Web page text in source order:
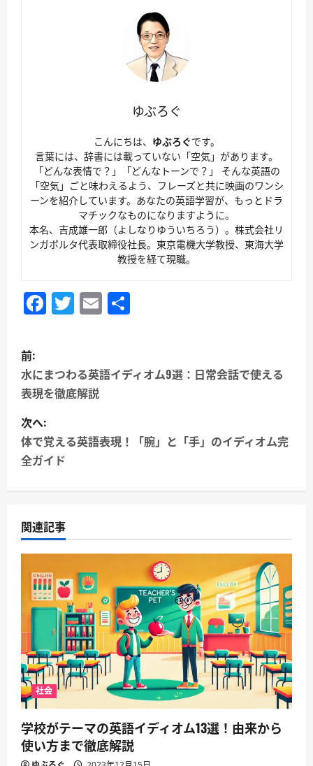
ゆぶろぐ
こんにちは、 ゆぶろぐです。
言葉には、辞書には載っていない「空気」があります。
「どんな表情で？」「どんなトーンで？」 そんな英語の
「空気」ごと味わえるよう、フレーズと共に映画のワンシ
ーンを紹介しています。あなたの英語学習が、もっとドラ
マチックなものになりますように。
本名、吉成雄一郎（よしなりゆういちろう）。株式会社リ
ンガポルタ代表取締役社長。東京電機大学教授、東海大学
教授を経て現職。
Facebook
Twitter
Email
投
稿
ナ
ビ
ゲ
ー
シ
ョ
ン
前:
水にまつわる英語イディオム9選：日常会話で使える
表現を徹底解説
次へ:
体で覚える英語表現！「腕」と「手」のイディオム完
全ガイド
関連記事
社会
学校がテーマの英語イディオム13選！由来から
使い方まで徹底解説